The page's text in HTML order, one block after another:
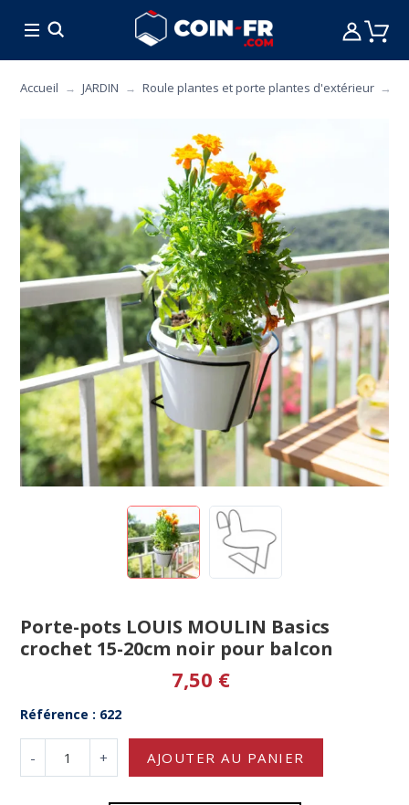
CUISINE MOBILIER
Accueil JARDIN Roule plantes et porte plantes d'extérieur
Porte-pots LOUIS MOULIN Basics
crochet 15-20cm noir pour balcon
7,50 €
Référence : 622
- + AJOUTER AU PANIER